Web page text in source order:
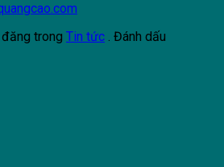
trong Tin tức . Đánh dấu